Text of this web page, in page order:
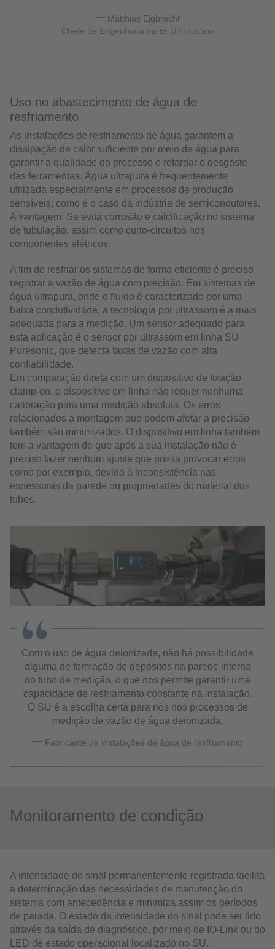
Matthias Eigbrecht
Chefe de Engenharia na EFD Induction
Uso no abastecimento de água de
resfriamento
As instalações de resfriamento de água garantem a
dissipação de calor suficiente por meio de água para
garantir a qualidade do processo e retardar o desgaste
das ferramentas. Água ultrapura é frequentemente
utilizada especialmente em processos de produção
sensíveis, como é o caso da indústria de semicondutores.
A vantagem: Se evita corrosão e calcificação no sistema
de tubulação, assim como curto-circuitos nos
componentes elétricos.
A fim de resfriar os sistemas de forma eficiente é preciso
registrar a vazão de água com precisão. Em sistemas de
água ultrapura, onde o fluido é caracterizado por uma
baixa condutividade, a tecnologia por ultrassom é a mais
adequada para a medição. Um sensor adequado para
esta aplicação é o sensor por ultrassom em linha SU
Puresonic, que detecta taxas de vazão com alta
confiabilidade.
Em comparação direta com um dispositivo de fixação
clamp-on, o dispositivo em linha não requer nenhuma
calibração para uma medição absoluta. Os erros
relacionados à montagem que podem afetar a precisão
também são minimizados. O dispositivo em linha também
tem a vantagem de que após a sua instalação não é
preciso fazer nenhum ajuste que possa provocar erros
como por exemplo, devido à inconsistência nas
espessuras da parede ou propriedades do material dos
tubos.
Com o uso de água deionizada, não há possibilidade
alguma de formação de depósitos na parede interna
do tubo de medição, o que nos permite garantir uma
capacidade de resfriamento constante na instalação.
O SU é a escolha certa para nós nos processos de
medição de vazão de água deionizada.
Fabricante de instalações de água de resfriamento
Monitoramento de condição
A intensidade do sinal permanentemente registrada facilita
a determinação das necessidades de manutenção do
sistema com antecedência e minimiza assim os períodos
de parada. O estado da intensidade do sinal pode ser lido
através da saída de diagnóstico, por meio de IO-Link ou do
LED de estado operacional localizado no SU.